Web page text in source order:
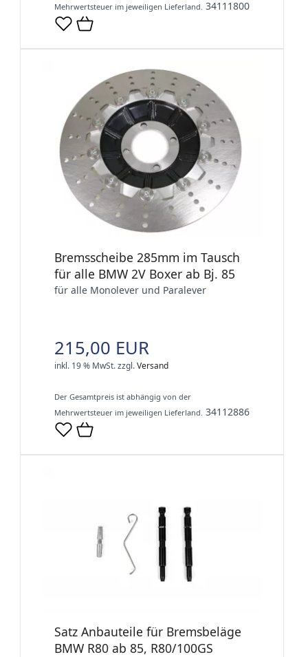
Mehrwertsteuer im jeweiligen Lieferland. 34111800
Bremsscheibe 285mm im Tausch
für alle BMW 2V Boxer ab Bj. 85
für alle Monolever und Paralever
215,00 EUR
inkl. 19 % MwSt.zzgl.Versand
Der Gesamtpreis ist abhängig von der
Mehrwertsteuer im jeweiligen Lieferland. 34112886
Satz Anbauteile für Bremsbeläge
BMW R80 ab 85, R80/100GS